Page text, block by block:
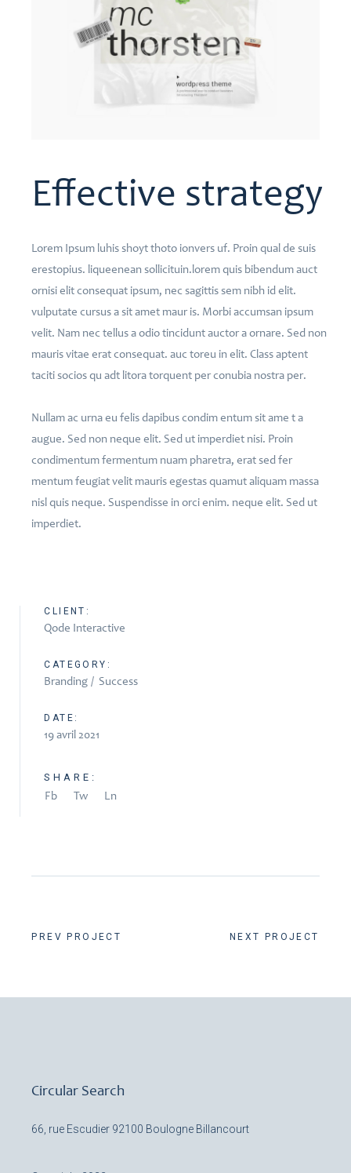
Effective strategy
Lorem Ipsum luhis shoyt thoto ionvers uf. Proin qual de suis
erestopius. liqueenean sollicituin.lorem quis bibendum auct
ornisi elit consequat ipsum, nec sagittis sem nibh id elit.
vulputate cursus a sit amet maur is. Morbi accumsan ipsum
velit. Nam nec tellus a odio tincidunt auctor a ornare. Sed non
mauris vitae erat consequat. auc toreu in elit. Class aptent
taciti socios qu adt litora torquent per conubia nostra per.
Nullam ac urna eu felis dapibus condim entum sit ame t a
augue. Sed non neque elit. Sed ut imperdiet nisi. Proin
condimentum fermentum nuam pharetra, erat sed fer
mentum feugiat velit mauris egestas quamut aliquam massa
nisl quis neque. Suspendisse in orci enim. neque elit. Sed ut
imperdiet.
CLIENT:
Qode Interactive
CATEGORY:
Branding Success
DATE:
19 avril 2021
SHARE:
Fb
Tw Ln
PREV PROJECT NEXT PROJECT
Circular Search
66, rue Escudier 92100 Boulogne Billancourt